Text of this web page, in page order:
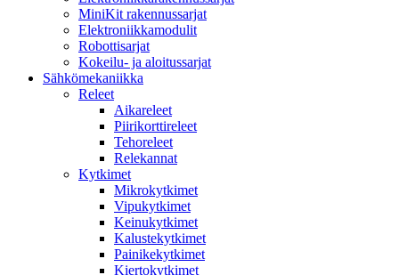
MiniKit rakennussarjat
Elektroniikkamodulit
Robottisarjat
Kokeilu- ja aloitussarjat
Sähkömekaniikka
Releet
Aikareleet
Piirikorttireleet
Tehoreleet
Relekannat
Kytkimet
Mikrokytkimet
Vipukytkimet
Keinukytkimet
Kalustekytkimet
Painikekytkimet
Kiertokytkimet